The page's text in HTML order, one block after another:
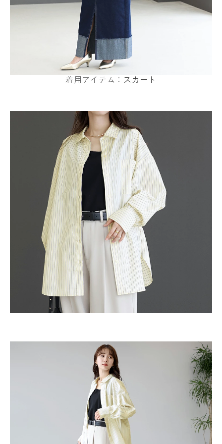
着用アイテム： スカート